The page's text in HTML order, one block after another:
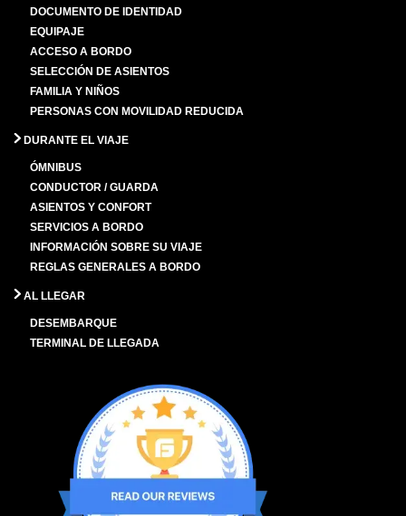
DOCUMENTO DE IDENTIDAD
EQUIPAJE
ACCESO A BORDO
SELECCIÓN DE ASIENTOS
FAMILIA Y NIÑOS
PERSONAS CON MOVILIDAD REDUCIDA
DURANTE EL VIAJE
ÓMNIBUS
CONDUCTOR / GUARDA
ASIENTOS Y CONFORT
SERVICIOS A BORDO
INFORMACIÓN SOBRE SU VIAJE
REGLAS GENERALES A BORDO
AL LLEGAR
DESEMBARQUE
TERMINAL DE LLEGADA